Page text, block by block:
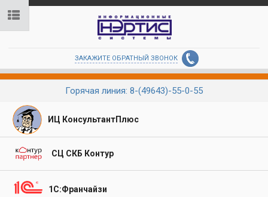
ЗАКАЖИТЕ ОБРАТНЫЙ ЗВОНОК
Горячая линия: 8-(49643)-55-0-55
ИЦ КонсультантПлюс
СЦ СКБ Контур
1С:Франчайзи